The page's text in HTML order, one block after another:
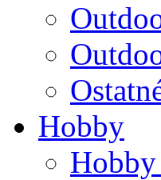
Hobby